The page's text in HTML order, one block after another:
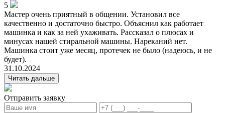
5
Мастер очень приятный в общении. Установил все
качественно и достаточно быстро. Объяснил как работает
машинка и как за ней ухаживать. Рассказал о плюсах и
минусах нашей стиральной машины. Нареканий нет.
Машинка стоит уже месяц, протечек не было (надеюсь, и не
будет).
31.10.2024
Читать дальше
Отправить заявку